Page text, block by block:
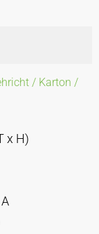
/ Karton /
x H)